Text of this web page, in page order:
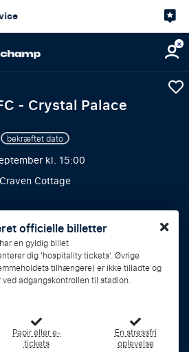
på
- Crystal Palace
kl. 15:00
bekræftet dato
Craven Cottage
officielle billetter
en gyldig billet
dig 'hospitality tickets'. Øvrige
tilhængere) er ikke tilladte og
adgangskontrollen til stadion.
Papir eller e-
tickets
En stressfri
oplevelse